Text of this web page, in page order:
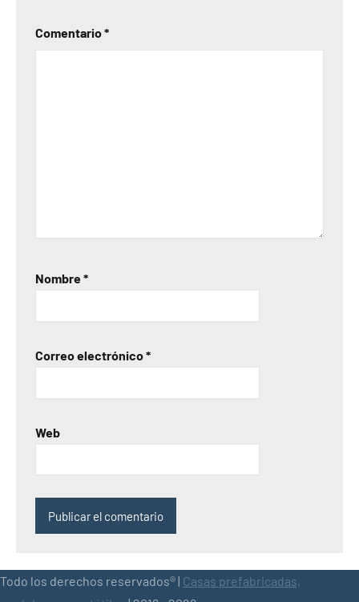
Comentario*
Nombre*
Correo electrónico*
Web
Todo los derechos reservados® | Casas prefabricadas,